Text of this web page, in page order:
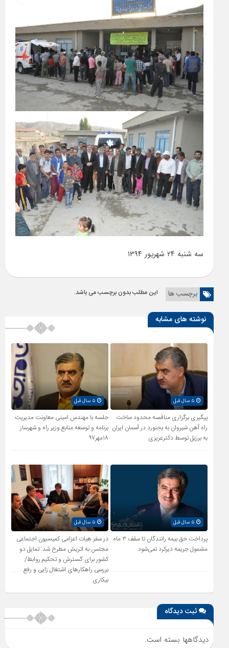
سه شنبه ۲۴ شهریور ۱۳۹۴
برچسب ها این مطلب بدون برچسب می باشد.
نوشته های مشابه
۵ سال قبل
پیگیری برگزاری مناقصه محدود ساخت
راه آهن شیروان به بجنورد در آسمان ایران
به برزیل توسط دکترعزیزی
۵ سال قبل
جلسه با مهندس امینی معاونت مدیریت
برنامه و توسعه منابع وزیر راه و شهرساز
۱۸مهر۹۷
۵ سال قبل
پرداخت حق بیمه رانندگان تا سقف ۳ ماه
مشمول جریمه دیرکرد نمی‌شود
۵ سال قبل
در سفر هیات اعزامی کمیسیون اجتماعی
مجلس به اتریش مطرح شد: تمایل دو
کشور برای گسترش و تحکیم روابط/
بررسی راهکارهای اشتغال زایی و رفع
بیکاری
ثبت دیدگاه
دیدگاهها بسته است.